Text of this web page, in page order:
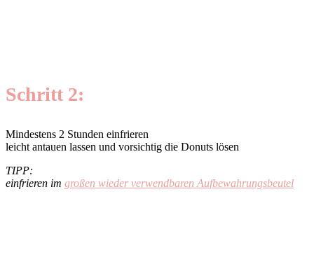
Schritt 2:
Mindestens 2 Stunden einfrieren
leicht antauen lassen und vorsichtig die Donuts lösen
TIPP:
einfrieren im großen wieder verwendbaren Aufbewahrungsbeutel